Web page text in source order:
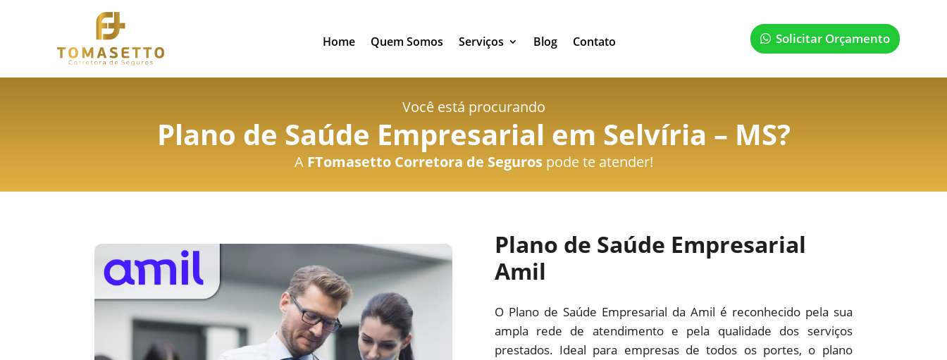
Home Quem Somos Serviços Blog Contato Solicitar Orçamento
Você está procurando
Plano de Saúde Empresarial em Selvíria – MS?
A FTomasetto Corretora de Segurospode te atender!
Plano de Saúde Empresarial
Amil
O Plano de Saúde Empresarial da Amil é reconhecido pela sua
ampla rede de atendimento e pela qualidade dos serviços
prestados. Ideal para empresas de todos os portes, o plano